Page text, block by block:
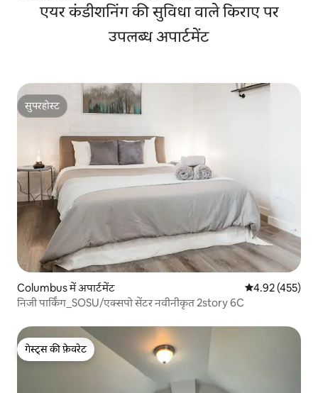
एयर कंडीशनिंग की सुविधा वाले किराए पर
उपलब्ध अपार्टमेंट
सुपरहोस्ट
सुपरहोस्ट
Columbus में अपार्टमेंट औसत रेटिंग 5 में से
4.92 (455)
निजी पार्किंग_SOSU/एक्सपो सेंटर नवीनीकृत 2story 6C
गेस्ट्स की फ़ेवरेट
गेस्ट्स की फ़ेवरेट